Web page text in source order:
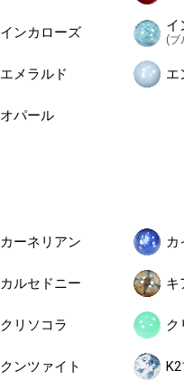
インカローズ イ
(ブ
エメラルド エ
オパール
カーネリアン カ
カルセドニー キ
クリソコラ ク
クンツァイト